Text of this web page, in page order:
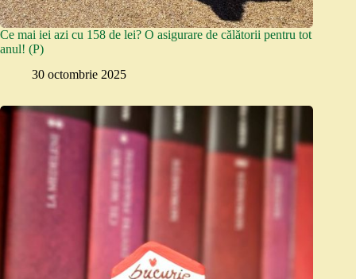
Ce mai iei azi cu 158 de lei? O asigurare de călătorii pentru tot
anul! (P)
30 octombrie 2025